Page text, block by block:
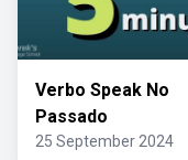
Verbo Speak No
Passado
25 September 2024